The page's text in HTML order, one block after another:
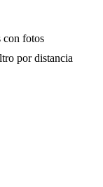
con fotos
por distancia